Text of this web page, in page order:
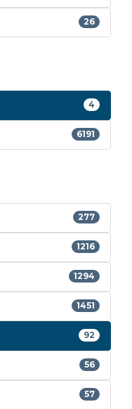
26
4
6191
277
1216
1294
1451
92
56
57